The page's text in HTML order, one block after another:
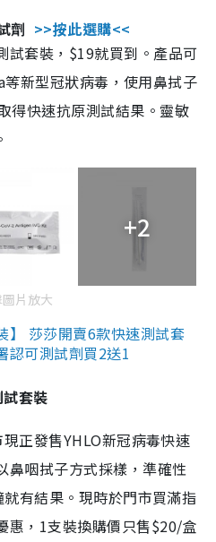
劑 >>按此選購<<
試套裝，$19就買到。產品可
新型冠狀病毒，使用鼻拭子
得快速抗原測試結果。靈敏
+2
片放大
】 莎莎開賣6款快速測試套
認可測試劑買2送1
套裝
正發售YHLO新冠病毒快速
鼻咽拭子方式採樣，準確性
有結果。現時於門市買滿指
惠，1支裝換購價只售$20/盒